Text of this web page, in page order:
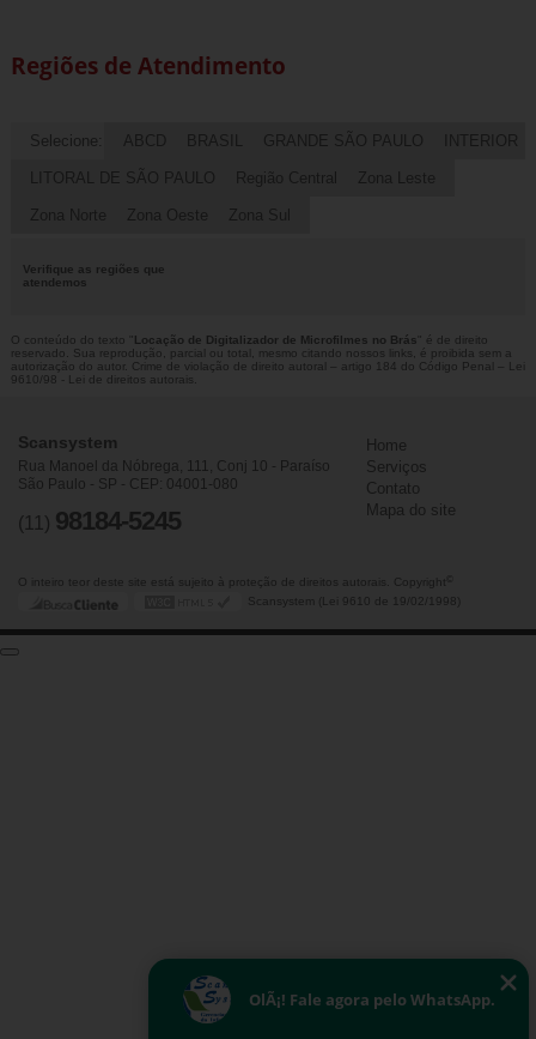
Regiões de Atendimento
Selecione: ABCD BRASIL GRANDE SÃO PAULO INTERIOR
LITORAL DE SÃO PAULO Região Central Zona Leste
Zona Norte Zona Oeste Zona Sul
Verifique as regiões que
atendemos
O conteúdo do texto " Locação de Digitalizador de Microfilmes no Brás " é de direito
reservado. Sua reprodução, parcial ou total, mesmo citando nossos links, é proibida sem a
autorização do autor. Crime de violação de direito autoral – artigo 184 do Código Penal – Lei
9610/98 - Lei de direitos autorais .
Scansystem
Rua Manoel da Nóbrega, 111, Conj 10 - Paraíso
São Paulo - SP - CEP: 04001-080
(11) 98184-5245
Home
Serviços
Contato
Mapa do site
O inteiro teor deste site está sujeito à proteção de direitos autorais. Copyright
Scansystem (Lei 9610 de 19/02/1998)
OlÃ¡! Fale agora pelo WhatsApp.